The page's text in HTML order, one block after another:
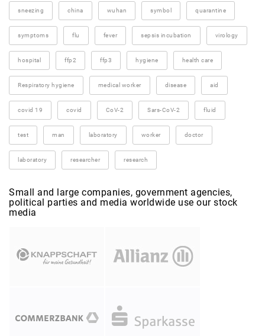
sneezing china wuhan symbol quarantine
symptoms flu fever sepsis incubation virology
hospital ffp2 ffp3 hygiene health care
Respiratory hygiene medical worker disease aid
covid 19 covid CoV-2 Sars-CoV-2 fluid
test man laboratory worker doctor
laboratory researcher research
Small and large companies, government agencies,
political parties and media worldwide use our stock
media